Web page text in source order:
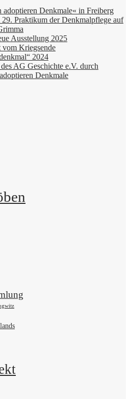
Denkmale« in Freiberg
Praktikum der Denkmalpflege auf
Ausstellung 2025
vom Kriegsende
2024
AG Geschichte e.V. durch
Denkmale